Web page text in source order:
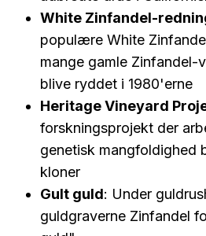
White Zinfandel-
populære White
mange gamle Zinfandel-
blive ryddet i 1980'erne
Heritage Vineyard
forskningsprojekt der
genetisk mangfoldighed
kloner
Gult guld: Under
guldgraverne Zinfandel